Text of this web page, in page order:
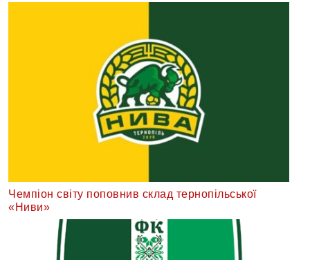
Чемпіон світу поповнив склад тернопільської
«Ниви»